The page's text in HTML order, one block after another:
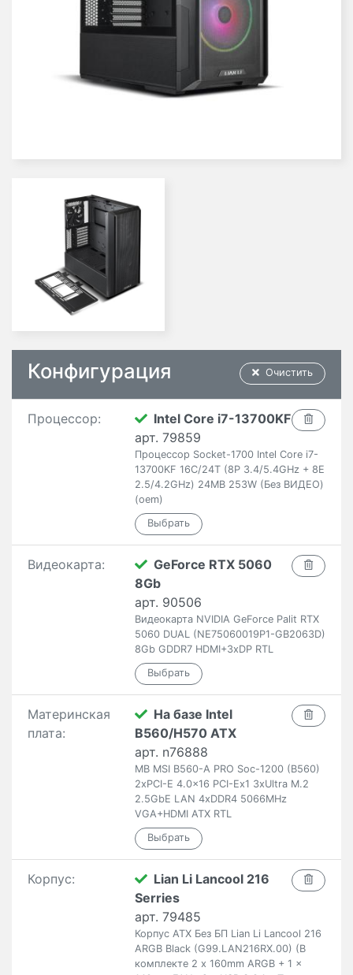
Очистить
Конфигурация
Процессор:
Intel Core i7-13700KF
арт. 79859
Процессор Socket-1700 Intel Core i7-
13700KF 16C/24T (8P 3.4/5.4GHz + 8E
2.5/4.2GHz) 24MB 253W (Без ВИДЕО)
(oem)
Видеокарта:
GeForce RTX 5060
8Gb
арт. 90506
Видеокарта NVIDIA GeForce Palit RTX
5060 DUAL (NE75060019P1-GB2063D)
8Gb GDDR7 HDMI+3xDP RTL
Материнская
плата:
На базе Intel
B560/H570 ATX
арт. n76888
MB MSI B560-A PRO Soc-1200 (B560)
2xPCI-E 4.0x16 PCI-Ex1 3xUltra M.2
2.5GbE LAN 4xDDR4 5066MHz
VGA+HDMI ATX RTL
Корпус:
Lian Li Lancool 216
Serries
арт. 79485
Корпус ATX Без БП Lian Li Lancool 216
ARGB Black (G99.LAN216RX.00) (В
комплекте 2 x 160mm ARGB + 1 x